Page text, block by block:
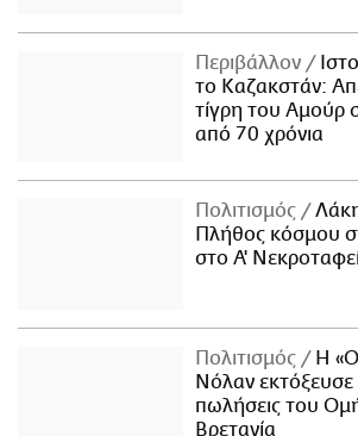
Περιβάλλον
το Καζακστάν:
τίγρη του Αμούρ
από 70 χρόνια
Πολιτισμός
Πλήθος κόσμου
στο Α'
Πολιτισμός
Η
Νόλαν εκτόξευσε
πωλήσεις του
Βρετανία